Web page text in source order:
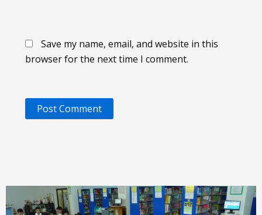
Save my name, email, and website in this
browser for the next time I comment.